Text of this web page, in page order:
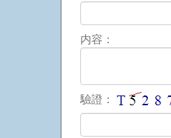
内容：
驗證：